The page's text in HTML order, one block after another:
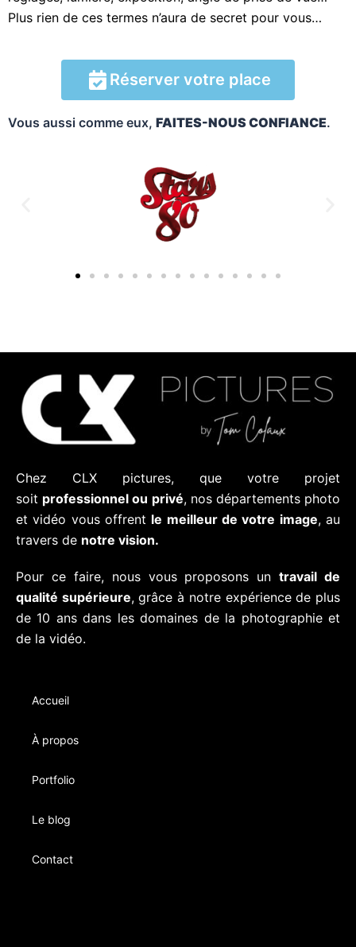
Plus rien de ces termes n’aura de secret pour vous…
Réserver votre place
Vous aussi comme eux, FAITES-NOUS CONFIANCE.
Chez CLX pictures, que votre projet
soit professionnel ou privé, nos départements photo
et vidéo vous offrent le meilleur de votre image, au
travers de notre vision.
Pour ce faire, nous vous proposons untravail de
qualité supérieure, grâce à notre expérience de plus
de 10 ans dans les domaines de la photographie et
de la vidéo.
Accueil
À propos
Portfolio
Le blog
Contact